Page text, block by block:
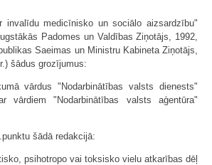
invalīdu medicīnisko un sociālo aizsardzību"
Padomes un Valdības Ziņotājs, 1992,
Saeimas un Ministru Kabineta Ziņotājs,
šādus grozījumus:
vārdus "Nodarbinātības valsts dienests"
vārdiem "Nodarbinātības valsts aģentūra"
šādā redakcijā:
psihotropo vai toksisko vielu atkarības dēļ